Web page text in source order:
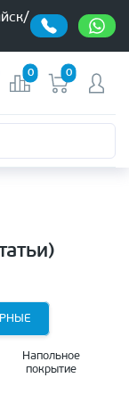
0 0
Напольное
покрытие